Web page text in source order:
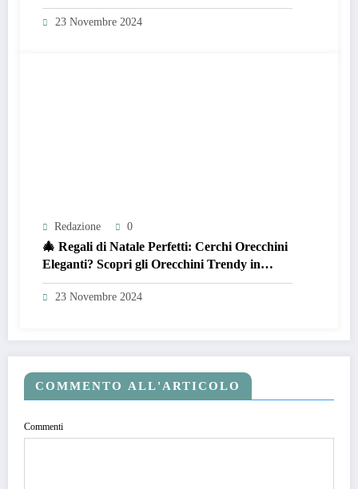
23 Novembre 2024
Redazione 0
🎄 Regali di Natale Perfetti: Cerchi Orecchini
Eleganti? Scopri gli Orecchini Trendy in
Acciaio Inossidabile Dorato! 🎁
23 Novembre 2024
COMMENTO ALL'ARTICOLO
Commenti